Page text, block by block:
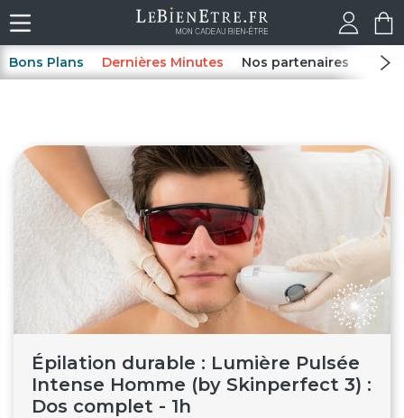
Bons Plans Dernières Minutes Nos partenaires Spas
Épilation durable : Lumière Pulsée
Intense Homme (by Skinperfect 3) :
Dos complet - 1h